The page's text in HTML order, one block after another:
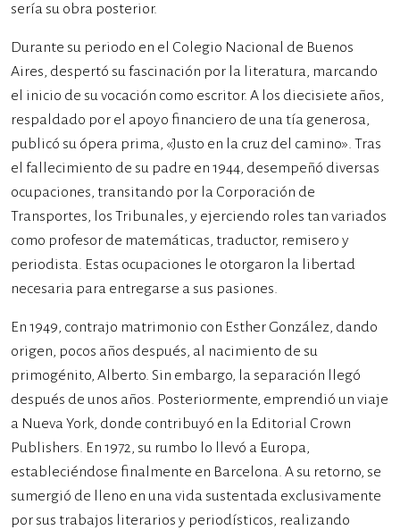
sería su obra posterior.
Durante su periodo en el Colegio Nacional de Buenos
Aires, despertó su fascinación por la literatura, marcando
el inicio de su vocación como escritor. A los diecisiete años,
respaldado por el apoyo financiero de una tía generosa,
publicó su ópera prima, «Justo en la cruz del camino». Tras
el fallecimiento de su padre en 1944, desempeñó diversas
ocupaciones, transitando por la Corporación de
Transportes, los Tribunales, y ejerciendo roles tan variados
como profesor de matemáticas, traductor, remisero y
periodista. Estas ocupaciones le otorgaron la libertad
necesaria para entregarse a sus pasiones.
En 1949, contrajo matrimonio con Esther González, dando
origen, pocos años después, al nacimiento de su
primogénito, Alberto. Sin embargo, la separación llegó
después de unos años. Posteriormente, emprendió un viaje
a Nueva York, donde contribuyó en la Editorial Crown
Publishers. En 1972, su rumbo lo llevó a Europa,
estableciéndose finalmente en Barcelona. A su retorno, se
sumergió de lleno en una vida sustentada exclusivamente
por sus trabajos literarios y periodísticos, realizando